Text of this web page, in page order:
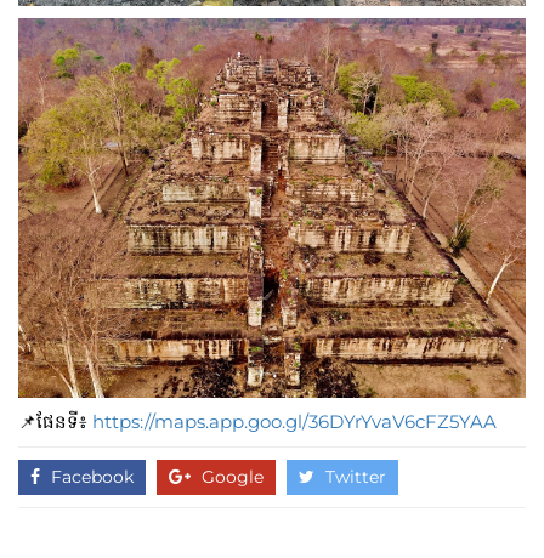
📌ផែនទី៖ https://maps.app.goo.gl/36DYrYvaV6cFZ5YAA
Facebook Google Twitter